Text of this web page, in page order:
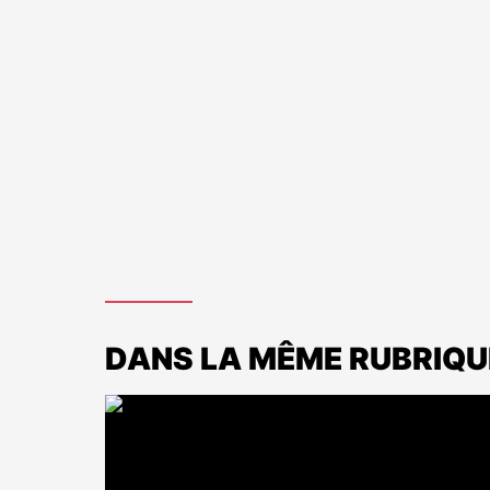
DANS LA MÊME